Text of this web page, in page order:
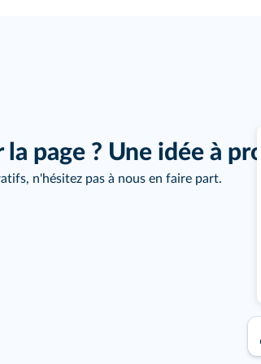
page ? Une idée à
n'hésitez pas à nous en faire part.